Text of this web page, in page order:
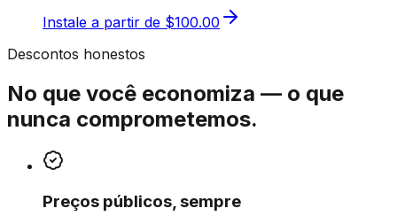
Instale a partir de $100.00
Descontos honestos
No que você economiza — o que
nunca comprometemos.
Preços públicos, sempre